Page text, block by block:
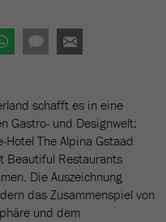
schafft es in eine
Gastro- und Designwelt:
The Alpina Gstaad
Beautiful Restaurants
Die Auszeichnung
das Zusammenspiel von
und dem